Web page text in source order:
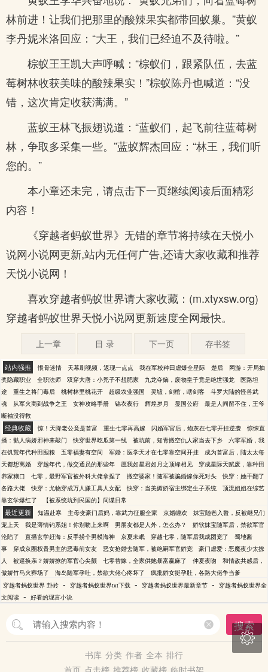
林前进！让我们把那里的酸辣果实都带回蚁巢。”黄蚁
李丹妮米洛回应：“大王，我们已经迫不及待啦。”
棕蚁王王凯大声呼喊：“棕蚁们，跟紧队伍，去蓝
莓树林收获美味的酸辣果实！”棕蚁陈丹也喊道：“没
错，这次肯定收获满满。”
蓝蚁王林飞振翅说道：“蓝蚁们，起飞前往蓝莓树
林，争取多采集一些。”蓝蚁辉杰回应：“林王，我们听
您的。”
本小章还未完，请点击下一页继续阅读后面精彩
内容！
《穿越者蚂蚁世界》无错的章节将持续在天悦小
说网小说网更新,站内无任何广告,还请大家收藏和推荐
天悦小说网！
喜欢穿越者蚂蚁世界请大家收藏：(m.xtyxsw.org)
穿越者蚂蚁世界天悦小说网更新速度全网最快。
上一章 目 录 下一页 存书签
站内强推 恨骨迷情 天幕刷视频，返现一点点 我在军校种田虐爆全星际 楚后
网游：开局抽
奖隐藏职业
全职法师 双穿大唐：小兕子不想肥家 九龙夺嫡，废物皇子竟是绝世强龙
医路坦
途
重生之将门毒后 桃树林里桃花开 超级农业强国 灵墟，剑棺，瞎剑客
斗罗大陆的怪兽武
魂
从军火商到战争之王 女神攻略手册 锦衣夜行 辉煌岁月 显国公府
最是人间留不住，王爷
断袖没得救
经典收藏 惊！天降老公竟是首富 重生七零再高嫁 闪婚军官后，炮灰在七零开挂逆袭
惊悚直
播：黏人病娇邪神来敲门
快穿世界吃瓜第一线 被坑前，知青搬空仇人家当去下乡
六零军婚，我
在饥荒年代种田囤粮
五零福妻有空间 军婚：医学天才在七零靠空间开挂
成为首富后，陆太太每
天都想离婚
穿越年代，做交通员的那些年 愿我如星君如月之顶峰相见
穿成星际天赋废，靠种田
养家糊口
七零，最野军官被外科大佬拿捏了 搬空婆家！随军被骗婚嫁你死对头
快穿：她干翻了
各路大佬
快穿：尤物穿成万人嫌工具人女配 快穿：当美媚娇宿主绑定生子系统
顶流姐姐在综艺
靠玄学爆红了
【被系统坑到民国的】间谍日常
最近更新 知温赴寒 主母变豪门后妈，靠武力征服全家 京婚缠欢
妹宝随爸入赘，反被继兄们
宠上天
我是薄情钓系姐！你别吻上来啊 男朋友都是人外，怎么办？
娇软妹宝随军后，禁欲军官
沦陷了
直播玄学赶海：反手捞个男模海神 京夏未眠 穿越七零，随军后我成团宠了
蜀地酱
事
穿成京圈权贵男主的恶毒前女友 恶女抢婚去随军，被绝嗣军官娇宠
豪门虐爱：恶魔夜少太撩
人
被逼换亲？娇娇撩的军官心尖颤 七零替嫁，全家供她暴富赢麻了 仲夏夜吻
和情敌共感后，
傲娇竹马火葬场了
海岛随军孕吐，禁欲大佬心疼坏了
疯批娇女挺孕肚，各路大佬争当爹
穿越者蚂蚁世界 卦岭 - 穿越者蚂蚁世界txt下载 - 穿越者蚂蚁世界最新章节 -
穿越者蚂蚁世界全
文阅读 - 好看的现言小说
搜索
书库 分类 作者 全本 排行
首页 点击榜 推荐榜 收藏榜 临时书架
